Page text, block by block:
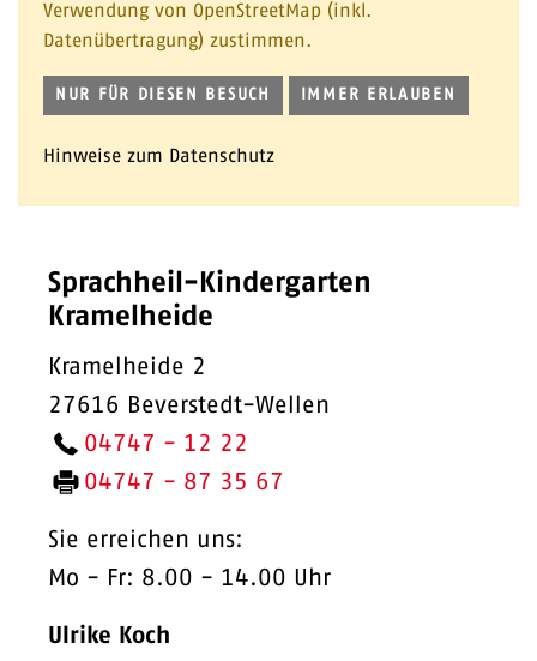
Verwendung von OpenStreetMap (inkl.
Datenübertragung) zustimmen.
NUR FÜR DIESEN BESUCH IMMER ERLAUBEN
Hinweise zum Datenschutz
Sprachheil-Kindergarten
Kramelheide
Kramelheide 2
27616 Beverstedt-Wellen
04747 - 12 22
04747 - 87 35 67
Sie erreichen uns:
Mo - Fr: 8.00 - 14.00 Uhr
Ulrike Koch